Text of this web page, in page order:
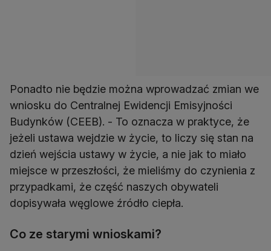
Ponadto nie będzie można wprowadzać zmian we
wniosku do Centralnej Ewidencji Emisyjności
Budynków (CEEB). - To oznacza w praktyce, że
jeżeli ustawa wejdzie w życie, to liczy się stan na
dzień wejścia ustawy w życie, a nie jak to miało
miejsce w przeszłości, że mieliśmy do czynienia z
przypadkami, że część naszych obywateli
dopisywała węglowe źródło ciepła.
Co ze starymi wnioskami?